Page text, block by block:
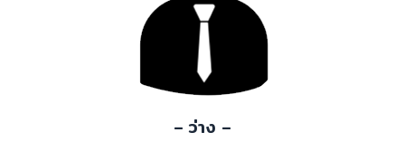
– ว่าง –